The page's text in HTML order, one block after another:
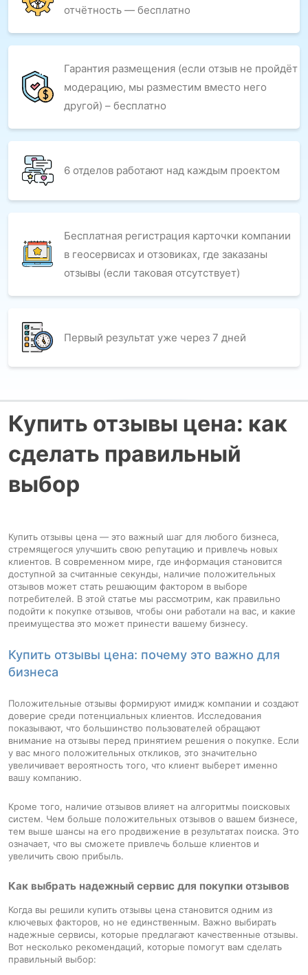
отчётность — бесплатно
Гарантия размещения (если отзыв не пройдёт
модерацию, мы разместим вместо него
другой) – бесплатно
6 отделов работают над каждым проектом
Бесплатная регистрация карточки компании
в геосервисах и отзовиках, где заказаны
отзывы (если таковая отсутствует)
Первый результат уже через 7 дней
Купить отзывы цена: как
сделать правильный
выбор
Купить отзывы цена — это важный шаг для любого бизнеса,
стремящегося улучшить свою репутацию и привлечь новых
клиентов. В современном мире, где информация становится
доступной за считанные секунды, наличие положительных
отзывов может стать решающим фактором в выборе
потребителей. В этой статье мы рассмотрим, как правильно
подойти к покупке отзывов, чтобы они работали на вас, и какие
преимущества это может принести вашему бизнесу.
Купить отзывы цена: почему это важно для
бизнеса
Положительные отзывы формируют имидж компании и создают
доверие среди потенциальных клиентов. Исследования
показывают, что большинство пользователей обращают
внимание на отзывы перед принятием решения о покупке. Если
у вас много положительных откликов, это значительно
увеличивает вероятность того, что клиент выберет именно
вашу компанию.
Кроме того, наличие отзывов влияет на алгоритмы поисковых
систем. Чем больше положительных отзывов о вашем бизнесе,
тем выше шансы на его продвижение в результатах поиска. Это
означает, что вы сможете привлечь больше клиентов и
увеличить свою прибыль.
Как выбрать надежный сервис для покупки отзывов
Когда вы решили купить отзывы цена становится одним из
ключевых факторов, но не единственным. Важно выбирать
надежные сервисы, которые предлагают качественные отзывы.
Вот несколько рекомендаций, которые помогут вам сделать
правильный выбор: